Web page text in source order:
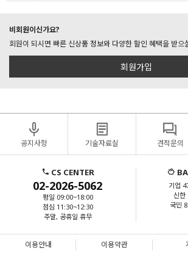
비회원이신가요?
회원이 되시면 빠른 신상품 정보와 다양한 할인 혜택을 받으
회원가입
공지사항 기술자료실 견적문의
CS CENTER
02-2026-5062
평일 09:00~18:00
점심 11:30~12:30
주말, 공휴일 휴무
기업
신한
국민
이용안내 이용약관